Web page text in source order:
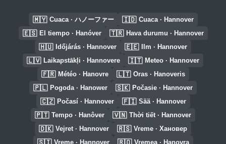
🇲🇾 Cuaca · ハノーファー 🇮🇩 Cuaca · Hannover
🇪🇸 El tiempo · Hanóver 🇹🇷 Hava durumu · Hannover
🇭🇺 Időjárás · Hannover 🇪🇪 Ilm · Hannover
🇱🇻 Laikapstākļi · Hannovere 🇮🇹 Meteo · Hannover
🇫🇷 Météo · Hanovre 🇱🇹 Oras · Hanoveris
🇵🇱 Pogoda · Hanower 🇸🇰 Počasie · Hannover
🇨🇿 Počasí · Hannover 🇫🇮 Sää · Hannover
🇵🇹 Tempo · Hanôver 🇻🇳 Thời tiết · Hannover
🇩🇰 Vejret · Hannover 🇷🇸 Vreme · Хановер
🇸🇮 Vreme · Hannover 🇷🇴 Vremea · Hanovra